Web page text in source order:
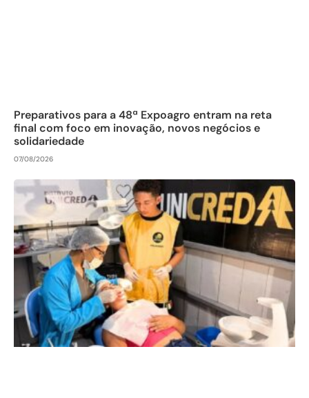
Preparativos para a 48ª Expoagro entram na reta
final com foco em inovação, novos negócios e
solidariedade
07/08/2026